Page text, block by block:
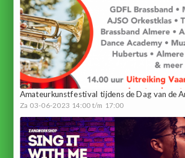
Amateurkunstfestival tijdens de Dag van de
Za 03-06-2023 14:00 t/m 17:00